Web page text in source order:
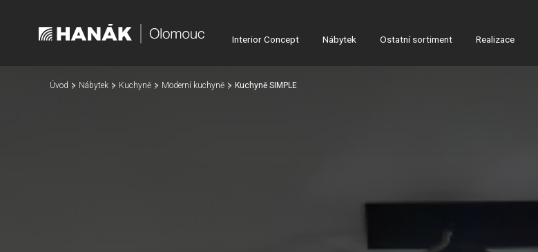
Interior Concept Nábytek Ostatní sortiment Realizace
Úvod Nábytek Kuchyně Moderní kuchyně Kuchyně SIMPLE